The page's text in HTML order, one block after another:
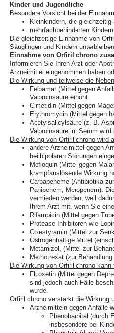
Kinder und Jugendliche
Besondere Vorsicht bei der
Kleinkindern, die gleichzeitig
mehrfachbehinderten
Die gleichzeitige Einnahme von
Säuglingen und Kindern
Einnahme von Orfiril chrono
Informieren Sie Ihren Arzt oder
Arzneimittel eingenommen haben
Die Wirkung und teilweise die
Felbamat (Mittel gegen
Valproinsäure erhöht
Cimetidin (Mittel gegen
Erythromycin (Mittel gegen
Acetylsalicylsäure (z. B.
Valproinsäure im Serum
Die Wirkung von Orfiril chrono wird
andere Arzneimittel gegen
bei bipolaren Störungen
Mefloquin (Mittel gegen
krampfauslösende Wirkung
Carbapeneme (Antibiotika
Panipenem, Meropenem).
vermieden werden, weil
Ihrem Arzt mit, wenn Sie
Rifampicin (Mittel gegen
Protease-Inhibitoren wie
Colestyramin (Mittel zur
Östrogenhaltige Mittel
Metamizol, (Mittel zur
Methotrexat (zur
Die Wirkung von Orfiril chrono
Fluoxetin (Mittel gegen
sind jedoch auch Fälle
wurde.
Orfiril chrono verstärkt die Wirkung
Arzneimitteln gegen Anfälle
Phenobarbital (durch
insbesondere bei